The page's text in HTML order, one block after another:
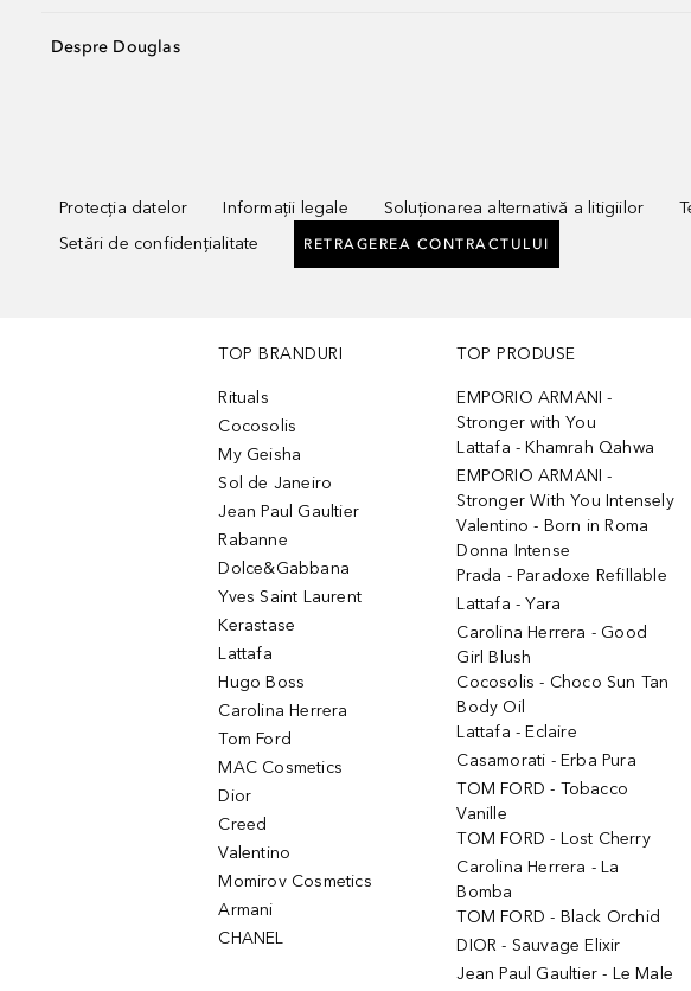
Despre Douglas
Protecția datelor Informații legale Soluționarea alternativă a litigiilor
Setări de confidențialitate
RETRAGEREA CONTRACTULUI
TOP BRANDURI
Rituals
Cocosolis
My Geisha
Sol de Janeiro
Jean Paul Gaultier
Rabanne
Dolce&Gabbana
Yves Saint Laurent
Kerastase
Lattafa
Hugo Boss
Carolina Herrera
Tom Ford
MAC Cosmetics
Dior
Creed
Valentino
Momirov Cosmetics
Armani
CHANEL
TOP PRODUSE
EMPORIO ARMANI -
Stronger with You
Lattafa - Khamrah Qahwa
EMPORIO ARMANI -
Stronger With You Intensely
Valentino - Born in Roma
Donna Intense
Prada - Paradoxe Refillable
Lattafa - Yara
Carolina Herrera - Good
Girl Blush
Cocosolis - Choco Sun Tan
Body Oil
Lattafa - Eclaire
Casamorati - Erba Pura
TOM FORD - Tobacco
Vanille
TOM FORD - Lost Cherry
Carolina Herrera - La
Bomba
TOM FORD - Black Orchid
DIOR - Sauvage Elixir
Jean Paul Gaultier - Le Male